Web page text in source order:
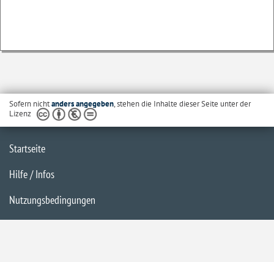
Sofern nichtanders angegeben, stehen die Inhalte dieser Seite unter der
Lizenz
Startseite
Hilfe / Infos
Nutzungsbedingungen